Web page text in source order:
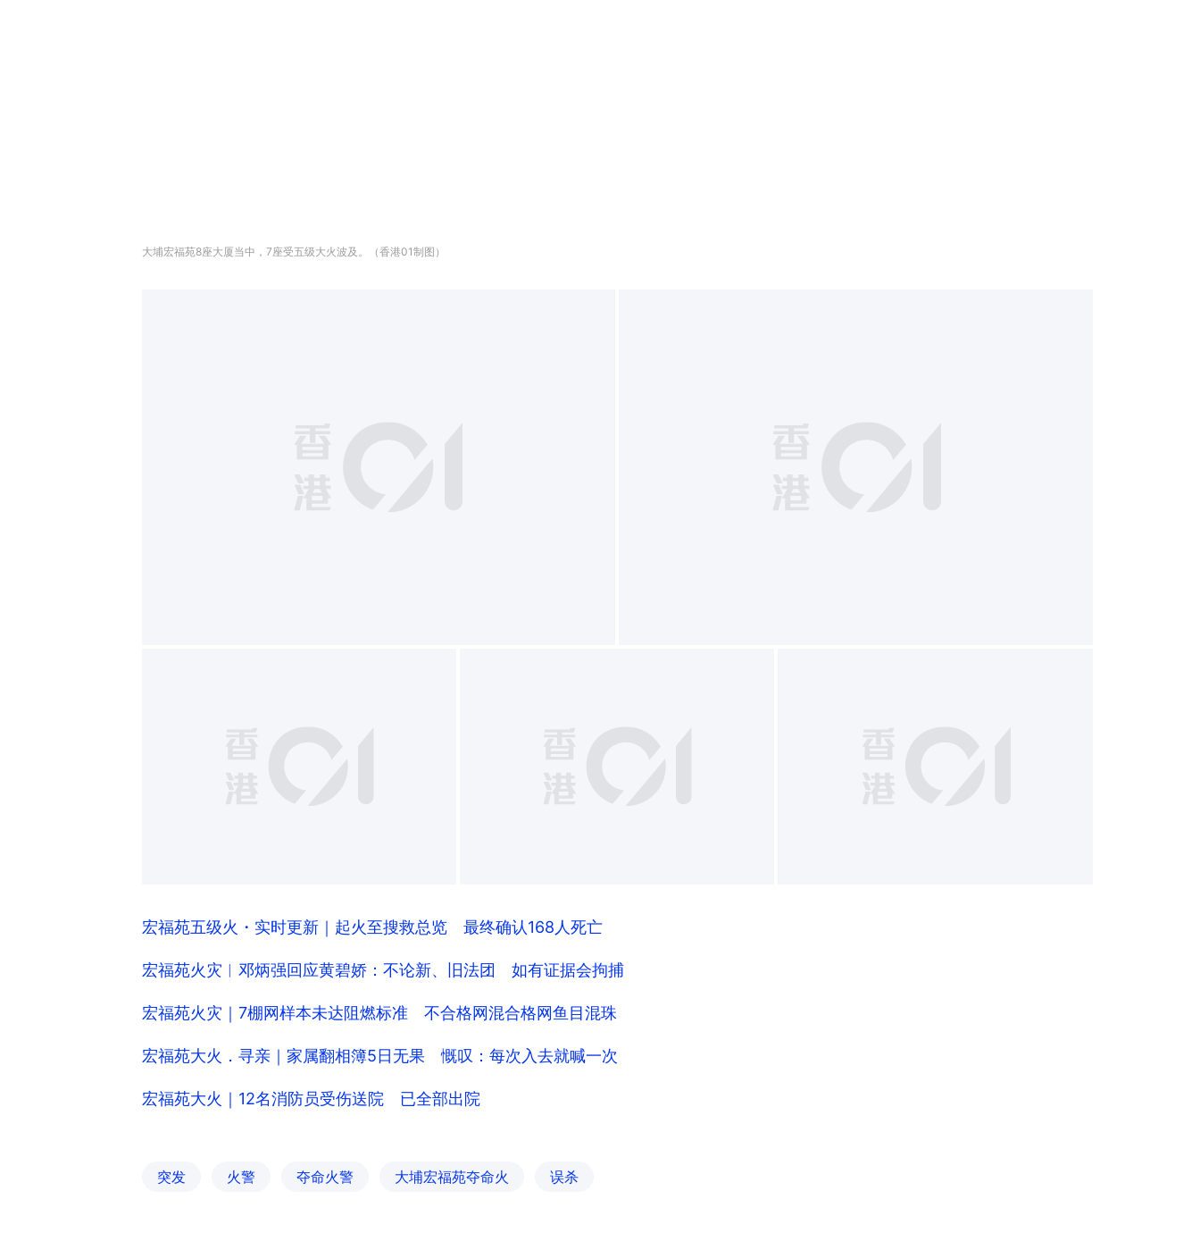
大埔宏福苑8座大厦当中，7座受五级大火波及。（香港01制图）
宏福苑五级火・实时更新｜起火至搜救总览 最终确认168人死亡
宏福苑火灾︱邓炳强回应黄碧娇：不论新、旧法团 如有证据会拘捕
宏福苑火灾｜7棚网样本未达阻燃标准 不合格网混合格网鱼目混珠
宏福苑大火．寻亲｜家属翻相簿5日无果 慨叹：每次入去就喊一次
宏福苑大火｜12名消防员受伤送院 已全部出院
突发 火警 夺命火警 大埔宏福苑夺命火 误杀